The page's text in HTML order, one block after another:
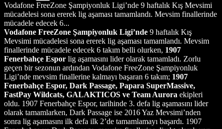
Vodafone FreeZone Şampiyonluk Ligi’nde 9 haftalık Kış Mevsimi
mücadelesi sona ererek lig aşaması tamamlandı. Mevsim finallerinde
mücadele edecek 6...
Vodafone FreeZone Şampiyonluk Ligi’nde 9 haftalık Kış
Mevsimi mücadelesi sona ererek lig aşaması tamamlandı. Mevsim
finallerinde mücadele edecek 6 takım belli olurken, 1907
Fenerbahçe Espor lig aşamasını lider olarak tamamladı. Zorlu
geçen bir sezonun ardından Vodafone FreeZone Şampiyonluk
Ligi’nde mevsim finallerine kalmayı başaran 6 takım; 1907
Fenerbahçe Espor, Dark Passage, Papara SuperMassive,
FastPay Wildcats, GALAKTICOS ve Team Aurora ekipleri
oldu. 1907 Fenerbahçe Espor, tarihinde 3. defa lig aşamasını lider
olarak tamamlarken, Dark Passage ise 2016 Yaz Mevsimi’nden
sonra lig aşamasını ilk defa ilk 2’de tamamlamayı başardı. 1907